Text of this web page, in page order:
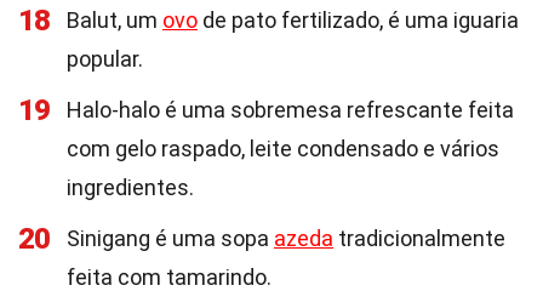
18 Balut, um ovo de pato fertilizado, é uma iguaria
popular.
19
Halo-halo é uma sobremesa refrescante feita
com gelo raspado, leite condensado e vários
ingredientes.
20 Sinigang é uma sopa azeda tradicionalmente
feita com tamarindo.